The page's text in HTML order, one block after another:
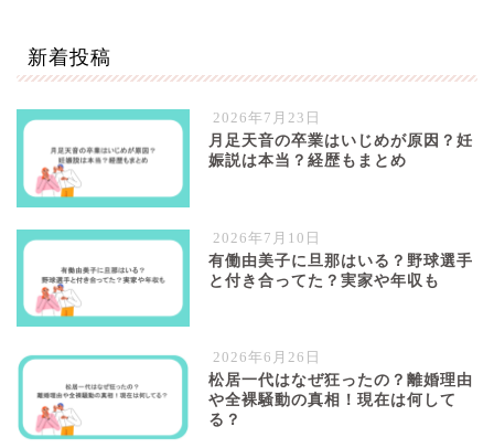
新着投稿
2026年7月23日
月足天音の卒業はいじめが原因？妊
娠説は本当？経歴もまとめ
2026年7月10日
有働由美子に旦那はいる？野球選手
と付き合ってた？実家や年収も
2026年6月26日
松居一代はなぜ狂ったの？離婚理由
や全裸騒動の真相！現在は何して
る？